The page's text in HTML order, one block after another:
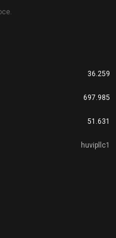
36.259
697.985
51.631
huvipllc1